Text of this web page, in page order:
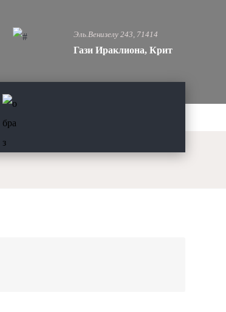
Эль.Венизелу 243, 71414
Гази Ираклиона, Крит